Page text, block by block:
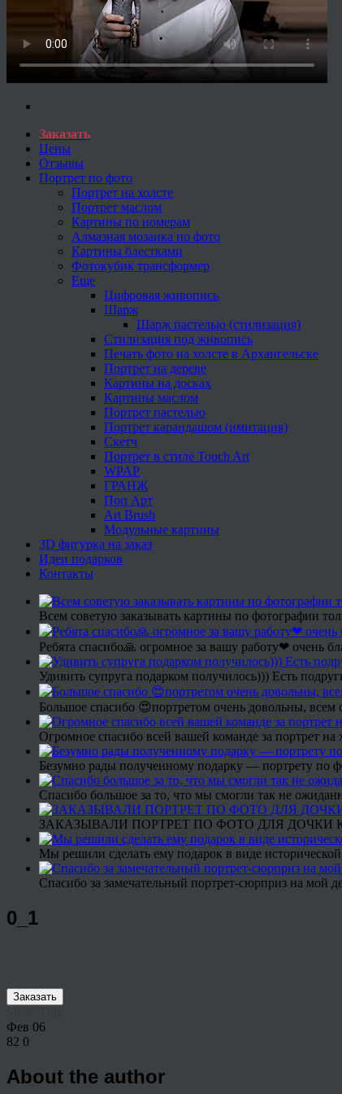
Заказать
Цены
Отзывы
Портрет по фото
Портрет на холсте
Портрет маслом
Картины по номерам
Алмазная мозаика по фото
Картины блестками
Фотокубик трансформер
Еще
Цифровая живопись
Шарж
Шарж пастелью (стилизация)
Стилизация под живопись
Печать фото на холсте в Архангельске
Портрет на дереве
Картины на досках
Картины маслом
Портрет пастелью
Портрет карандашом (имитация)
Скетч
Портрет в стиле Touch Art
WPAP
ГРАНЖ
Поп Арт
Art Brush
Модульные картины
3D фигурка на заказ
Идеи подарков
Контакты
Всем советую заказывать картины по фотографии
Ребята спасибо🙏 огромное за вашу работу❤ очень
Удивить супруга подарком получилось))) Есть
Большое спасибо 😍портретом очень довольны, всем
Огромное спасибо всей вашей команде за портрет на
Безумно рады полученному подарку — портрету по
Спасибо большое за то, что мы смогли так не
ЗАКАЗЫВАЛИ ПОРТРЕТ ПО ФОТО ДЛЯ ДОЧКИ
Мы решили сделать ему подарок в виде
Спасибо за замечательный портрет-сюрприз на мой
0_1
Заказать
Фев 06
82 0
About the author